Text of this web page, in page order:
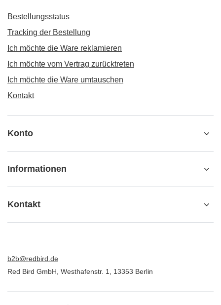
Bestellungsstatus
Tracking der Bestellung
Ich möchte die Ware reklamieren
Ich möchte vom Vertrag zurücktreten
Ich möchte die Ware umtauschen
Kontakt
Konto
Informationen
Kontakt
b2b@redbird.de
Red Bird GmbH Westhafenstr. 1 13353 Berlin